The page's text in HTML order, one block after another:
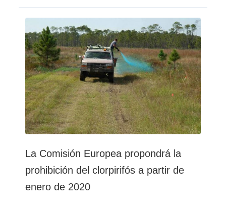
para
el
clorpirifós?
La Comisión Europea propondrá la
prohibición del clorpirifós a partir de
enero de 2020